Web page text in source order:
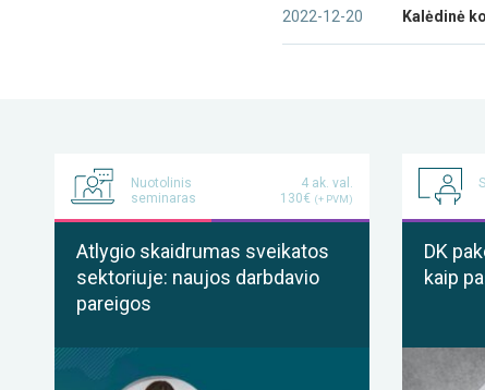
2022-12-20 Kalėdinė
Nuotolinis
seminaras
4 ak. val.
130€ (+ PVM)
Atlygio skaidrumas sveikatos
sektoriuje: naujos darbdavio
pareigos
DK
kaip